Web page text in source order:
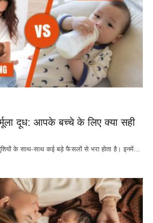
दूध: आपके बच्चे के लिए क्या सही
के साथ-साथ कई बड़े फैसलों से भरा होता है। इनमें…